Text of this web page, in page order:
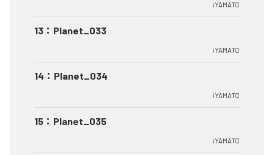
iYAMATO
13 ： Planet_033
iYAMATO
14 ： Planet_034
iYAMATO
15 ： Planet_035
iYAMATO